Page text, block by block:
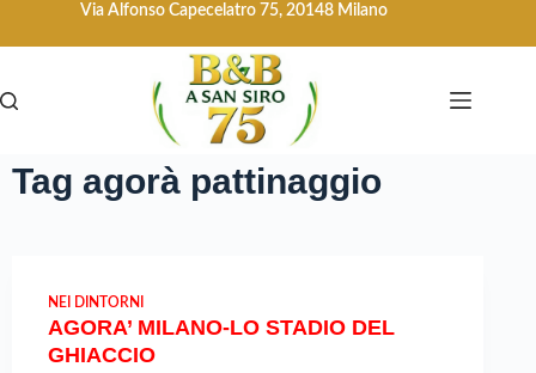
Via Alfonso Capecelatro 75, 20148 Milano
Tag agorà pattinaggio
NEI DINTORNI
AGORA’ MILANO-LO STADIO DEL
GHIACCIO